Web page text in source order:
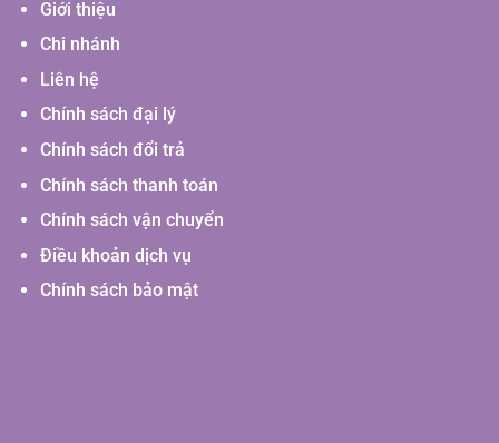
Giới thiệu
Chi nhánh
Liên hệ
Chính sách đại lý
Chính sách đổi trả
Chính sách thanh toán
Chính sách vận chuyển
Điều khoản dịch vụ
Chính sách bảo mật